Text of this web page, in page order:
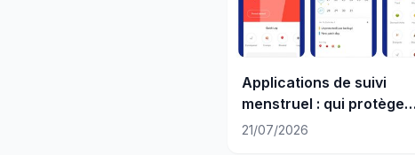
Applications de suivi
menstruel : qui protège
vraiment vos données ?
21/07/2026